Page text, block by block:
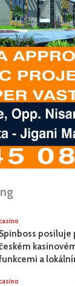
Spinboss posiluje
a